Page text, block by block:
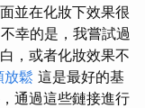
並在化妝下效果很
不幸的是，我嘗試過
，或者化妝效果不
放鬆 這是最好的基
通過這些鏈接進行